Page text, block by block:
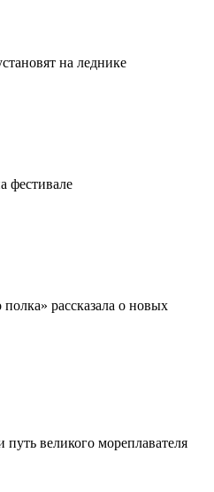
на леднике
фестивале
рассказала о новых
великого мореплавателя